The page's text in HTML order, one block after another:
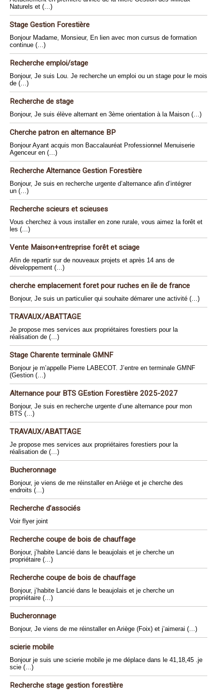
Naturels et (…)
Stage Gestion Forestière
Bonjour Madame, Monsieur, En lien avec mon cursus de formation
continue (…)
Recherche emploi/stage
Bonjour, Je suis Lou. Je recherche un emploi ou un stage pour le mois
de (…)
Recherche de stage
Bonjour, Je suis élève alternant en 3ème orientation à la Maison (…)
Cherche patron en alternance BP
Bonjour Ayant acquis mon Baccalauréat Professionnel Menuiserie
Agenceur en (…)
Recherche Alternance Gestion Forestière
Bonjour, Je suis en recherche urgente d’alternance afin d’intégrer
un (…)
Recherche scieurs et scieuses
Vous cherchez à vous installer en zone rurale, vous aimez la forêt et
les (…)
Vente Maison+entreprise forêt et sciage
Afin de repartir sur de nouveaux projets et après 14 ans de
développement (…)
cherche emplacement foret pour ruches en ile de france
Bonjour, Je suis un particulier qui souhaite démarer une activité (…)
TRAVAUX/ABATTAGE
Je propose mes services aux propriétaires forestiers pour la
réalisation de (…)
Stage Charente terminale GMNF
Bonjour je m’appelle Pierre LABECOT. J’entre en terminale GMNF
(Gestion (…)
Alternance pour BTS GEstion Forestière 2025-2027
Bonjour, Je suis en recherche urgente d’une alternance pour mon
BTS (…)
TRAVAUX/ABATTAGE
Je propose mes services aux propriétaires forestiers pour la
réalisation de (…)
Bucheronnage
Bonjour, je viens de me réinstaller en Ariège et je cherche des
endroits (…)
Recherche d’associés
Voir flyer joint
Recherche coupe de bois de chauffage
Bonjour, j’habite Lancié dans le beaujolais et je cherche un
propriétaire (…)
Recherche coupe de bois de chauffage
Bonjour, j’habite Lancié dans le beaujolais et je cherche un
propriétaire (…)
Bucheronnage
Bonjour, Je viens de me réinstaller en Ariège (Foix) et j’aimerai (…)
scierie mobile
Bonjour je suis une scierie mobile je me déplace dans le 41,18,45 .je
scie (…)
Recherche stage gestion forestière